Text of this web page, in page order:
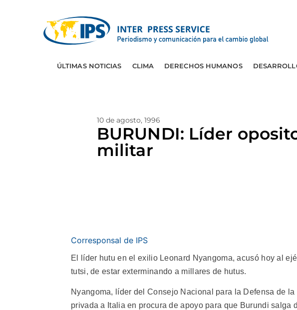
ÚLTIMAS NOTICIAS CLIMA DERECHOS HUMANOS
10 de agosto, 1996
BURUNDI: Líder
militar
Corresponsal de IPS
El líder hutu en el exilio Leonard Nyangoma, acusó hoy al
tutsi, de estar exterminando a millares de hutus.
Nyangoma, líder del Consejo Nacional para la Defensa de
privada a Italia en procura de apoyo para que Burundi salga